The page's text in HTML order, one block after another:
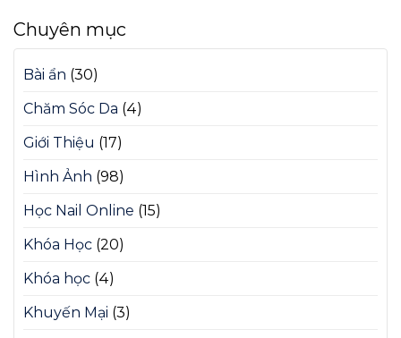
Chuyên mục
Bài ẩn (30)
Chăm Sóc Da (4)
Giới Thiệu (17)
Hình Ảnh (98)
Học Nail Online (15)
Khóa Học (20)
Khóa học (4)
Khuyến Mại (3)